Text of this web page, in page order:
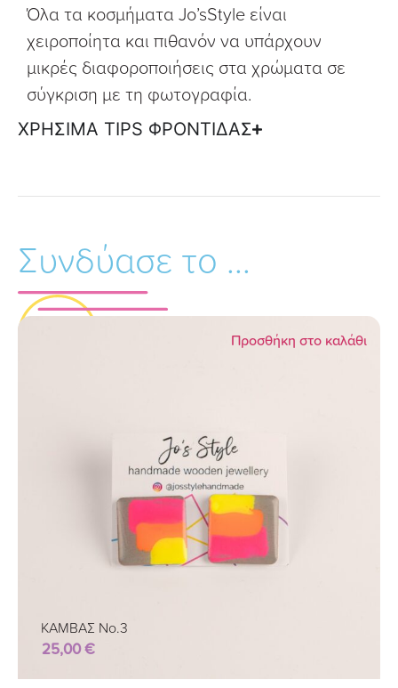
Όλα τα κοσμήματα Jo’sStyle είναι
χειροποίητα και πιθανόν να υπάρχουν
μικρές διαφοροποιήσεις στα χρώματα σε
σύγκριση με τη φωτογραφία.
ΧΡΗΣΙΜΑ TIPS ΦΡΟΝΤΙΔΑΣ
Συνδύασε το ...
Προσθήκη στο καλάθι
ΚΑΜΒΑΣ Νο.3
25,00€